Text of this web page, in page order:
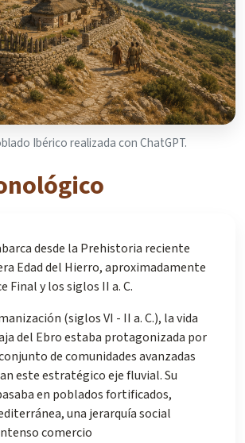
Ibérico realizada con ChatGPT.
desde la Prehistoria reciente
Edad del Hierro, aproximadamente
Final y los siglos II a. C.
(siglos VI - II a. C.), la vida
del Ebro estaba protagonizada por
de comunidades avanzadas
este estratégico eje fluvial. Su
en poblados fortificados,
una jerarquía social
comercio